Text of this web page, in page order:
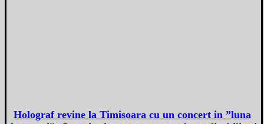
Holograf revine la Timisoara cu un concert in ”luna